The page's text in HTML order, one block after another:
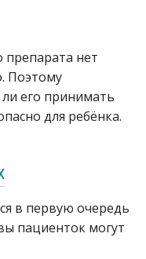
препарата нет
Поэтому
его принимать
для ребёнка.
в первую очередь
пациенток могут